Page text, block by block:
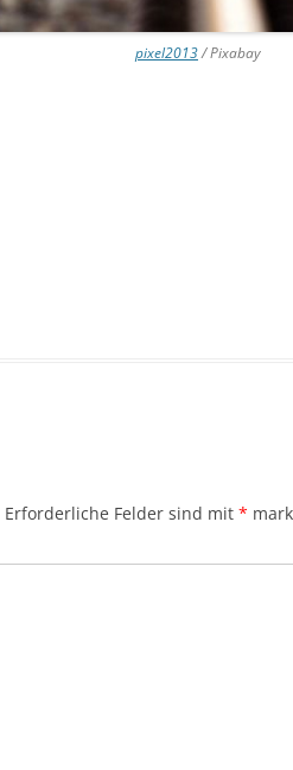
pixel2013/ Pixabay
Erforderliche Felder sind mit *